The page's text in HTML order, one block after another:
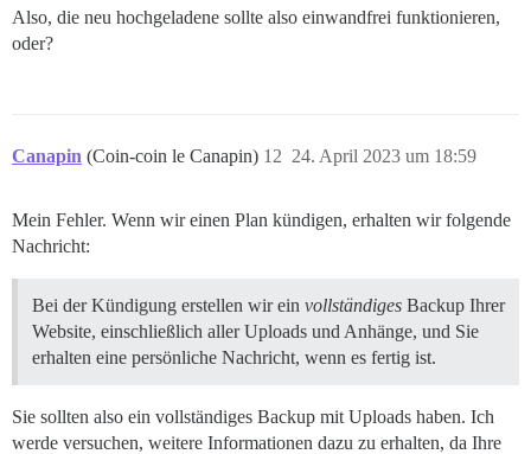
Also, die neu hochgeladene sollte also einwandfrei funktionieren,
oder?
Canapin (Coin-coin le Canapin) 24. April 2023 um 18:59
12
Mein Fehler. Wenn wir einen Plan kündigen, erhalten wir folgende
Nachricht:
Bei der Kündigung erstellen wir ein vollständiges Backup Ihrer
Website, einschließlich aller Uploads und Anhänge, und Sie
erhalten eine persönliche Nachricht, wenn es fertig ist.
Sie sollten also ein vollständiges Backup mit Uploads haben. Ich
werde versuchen, weitere Informationen dazu zu erhalten, da Ihre